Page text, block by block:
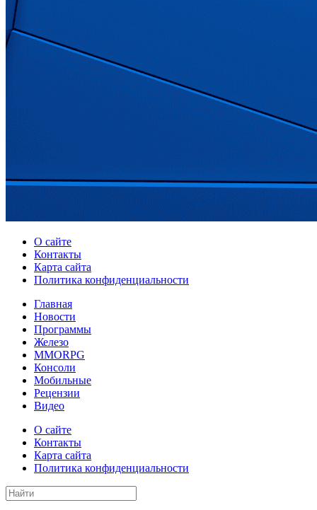
О сайте
Контакты
Карта сайта
Политика конфиденциальности
Главная
Новости
Программы
Железо
MMORPG
Консоли
Мобильные
Рецензии
Видео
О сайте
Контакты
Карта сайта
Политика конфиденциальности